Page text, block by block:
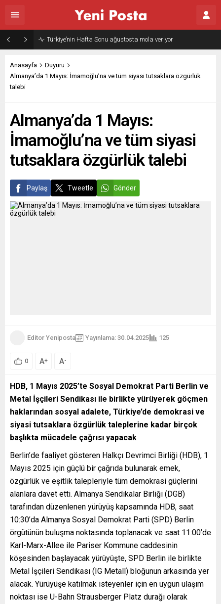
Türkiye’nin Hafta Sonu ağustosta mola veriyor
Anasayfa
Duyuru
Almanya’da 1 Mayıs: İmamoğlu’na ve tüm siyasi tutsaklara özgürlük
talebi
Almanya’da 1 Mayıs:
İmamoğlu’na ve tüm siyasi
tutsaklara özgürlük talebi
Paylaş Tweetle Gönder
Editor Yeniposta Yayınlama: 30.04.2025 125
0 A+ A-
HDB, 1 Mayıs 2025’te Sosyal Demokrat Parti Berlin ve
Metal İşçileri Sendikası ile birlikte yürüyerek göçmen
haklarından sosyal adalete, Türkiye’de demokrasi ve
siyasi tutsaklara özgürlük taleplerine kadar birçok
başlıkta mücadele çağrısı yapacak
Berlin’de faaliyet gösteren Halkçı Devrimci Birliği (HDB), 1
Mayıs 2025 için güçlü bir çağrıda bulunarak emek,
özgürlük ve eşitlik talepleriyle tüm demokrasi güçlerini
alanlara davet etti. Almanya Sendikalar Birliği (DGB)
tarafından düzenlenen yürüyüş kapsamında HDB, saat
10:30’da Almanya Sosyal Demokrat Parti (SPD) Berlin
örgütünün buluşma noktasında toplanacak ve saat 11:00’de
Karl-Marx-Allee ile Pariser Kommune caddesinin
köşesinden başlayacak yürüyüşte, SPD Berlin ile birlikte
Metal İşçileri Sendikası (IG Metall) bloğunun arkasında yer
alacak. Yürüyüşe katılmak isteyenler için en uygun ulaşım
noktası ise U-Bahn Strausberger Platz durağı olarak